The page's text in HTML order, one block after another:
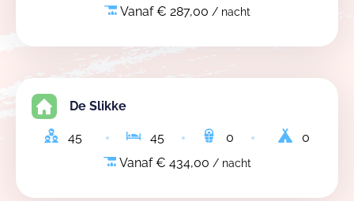
Vanaf € 287,00 / nacht
De Slikke
45 45 0
0
Vanaf € 434,00 / nacht